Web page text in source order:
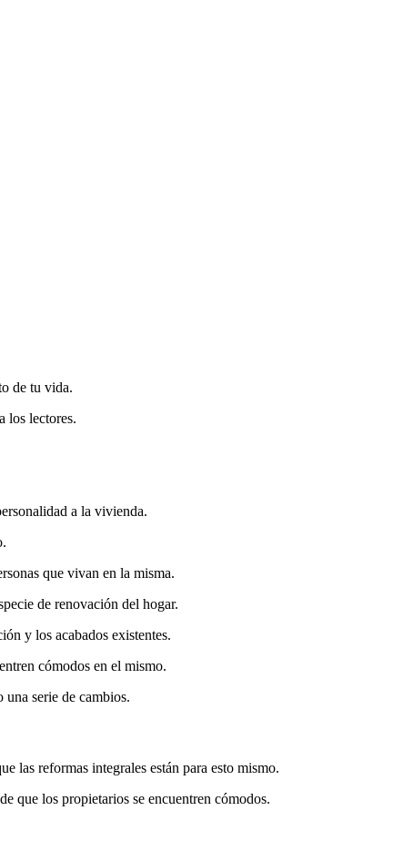
de tu vida.
los lectores.
a la vivienda.
que vivan en la misma.
de renovación del hogar.
y los acabados existentes.
cómodos en el mismo.
serie de cambios.
las reformas integrales están para esto mismo.
que los propietarios se encuentren cómodos.